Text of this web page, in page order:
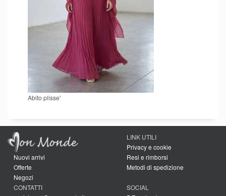
Abito plisse'
Nuovi arrivi
Offerte
Negozi
LINK UTILI
Privacy e cookie
Resi e rimborsi
Metodi di spedizione
CONTATTI
SOCIAL